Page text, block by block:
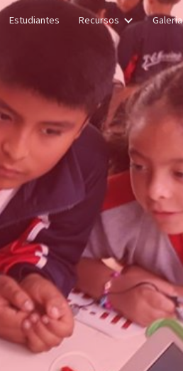
Estudiantes Recursos Galeria